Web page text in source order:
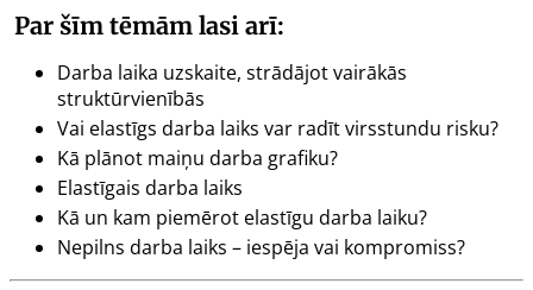
Par šīm tēmām lasi arī:
Darba laika uzskaite, strādājot vairākās
struktūrvienībās
Vai elastīgs darba laiks var radīt virsstundu risku?
Kā plānot maiņu darba grafiku?
Elastīgais darba laiks
Kā un kam piemērot elastīgu darba laiku?
Nepilns darba laiks – iespēja vai kompromiss?